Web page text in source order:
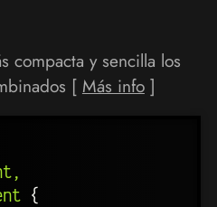
compacta y sencilla los
[ Más info]
{